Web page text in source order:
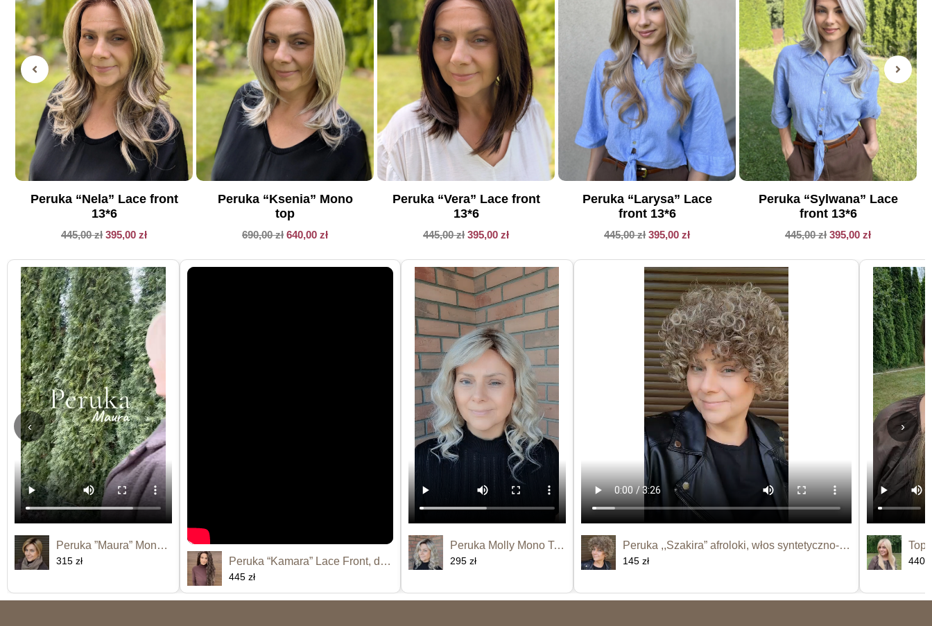
Peruka “Nela” Lace front
13*6
445,00zł 395,00 zł
Peruka “Ksenia” Mono
top
690,00zł 640,00 zł
Peruka “Vera” Lace front
13*6
445,00zł 395,00 zł
Peruka “Larysa” Lace
front 13*6
445,00zł 395,00 zł
Peruka “Sylwana” Lace
front 13*6
445,00zł 395,00 zł
‹ ›
Peruka ”Maura” Monofilament
315 zł Peruka “Kamara” Lace Front, dostępna...
445 zł
Peruka Molly Mono Top
295 zł
Peruka ,,Szakira” afroloki, włos syntetyczno-termiczny
145 zł 440